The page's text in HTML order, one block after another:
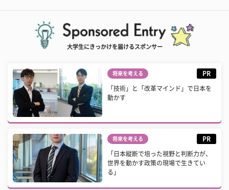
大学生にきっかけを届けるスポンサー
将来を考える PR
「技術」と「改革マインド」で日本を
動かす
将来を考える PR
「日本縦断で培った視野と判断力が、
世界を動かす政策の現場で生きてい
る」